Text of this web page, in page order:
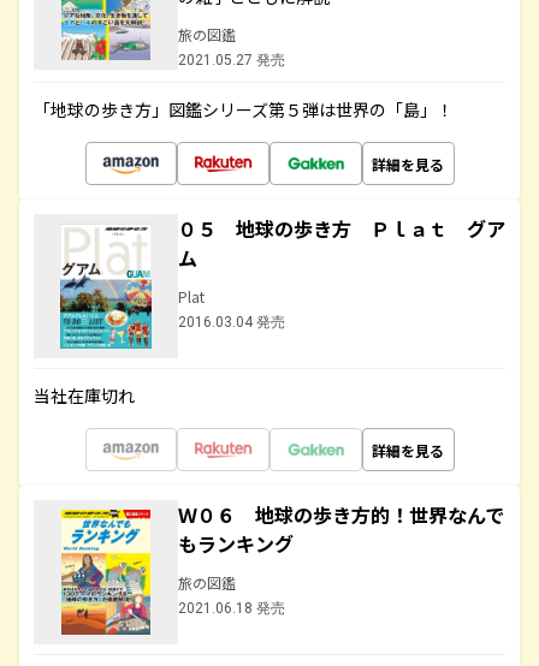
旅の図鑑
2021.05.27 発売
「地球の歩き方」図鑑シリーズ第５弾は世界の「島」！
詳細を見る
０５ 地球の歩き方 Ｐｌａｔ グア
ム
Plat
2016.03.04 発売
当社在庫切れ
詳細を見る
Ｗ０６ 地球の歩き方的！世界なんで
もランキング
旅の図鑑
2021.06.18 発売